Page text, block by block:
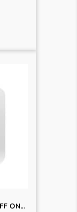
ON...